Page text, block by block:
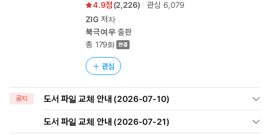
4.9 (2,226) 관심6,079
ZIG 저자
북극여우출판
총 179화
관심
공지 도서 파일 교체 안내 (2026-07-10)
도서 파일 교체 안내 (2026-07-21)